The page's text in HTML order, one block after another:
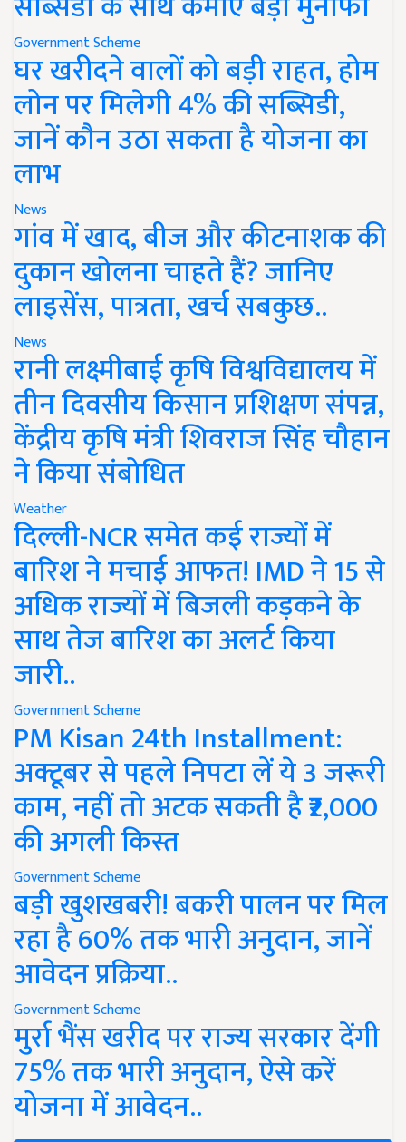
Government Scheme
घर खरीदने वालों को बड़ी राहत, होम
लोन पर मिलेगी 4% की सब्सिडी,
जानें कौन उठा सकता है योजना का
लाभ
News
गांव में खाद, बीज और कीटनाशक की
दुकान खोलना चाहते हैं? जानिए
लाइसेंस, पात्रता, खर्च सबकुछ..
News
रानी लक्ष्मीबाई कृषि विश्वविद्यालय में
तीन दिवसीय किसान प्रशिक्षण संपन्न,
केंद्रीय कृषि मंत्री शिवराज सिंह चौहान
ने किया संबोधित
Weather
दिल्ली-NCR समेत कई राज्यों में
बारिश ने मचाई आफत! IMD ने 15 से
अधिक राज्यों में बिजली कड़कने के
साथ तेज बारिश का अलर्ट किया
जारी..
Government Scheme
PM Kisan 24th Installment:
अक्टूबर से पहले निपटा लें ये 3 जरूरी
काम, नहीं तो अटक सकती है ₹2,000
की अगली किस्त
Government Scheme
बड़ी खुशखबरी! बकरी पालन पर मिल
रहा है 60% तक भारी अनुदान, जानें
आवेदन प्रक्रिया..
Government Scheme
मुर्रा भैंस खरीद पर राज्य सरकार देंगी
75% तक भारी अनुदान, ऐसे करें
योजना में आवेदन..